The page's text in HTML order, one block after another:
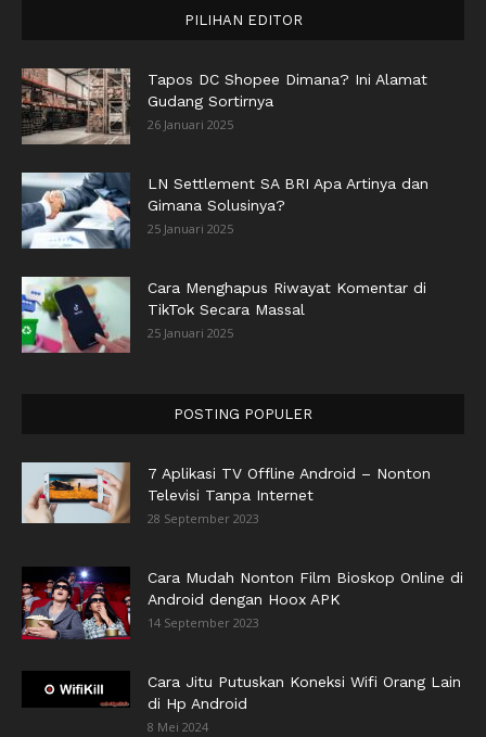
PILIHAN EDITOR
Tapos DC Shopee Dimana? Ini Alamat
Gudang Sortirnya
26 Januari 2025
LN Settlement SA BRI Apa Artinya dan
Gimana Solusinya?
25 Januari 2025
Cara Menghapus Riwayat Komentar di
TikTok Secara Massal
25 Januari 2025
POSTING POPULER
7 Aplikasi TV Offline Android – Nonton
Televisi Tanpa Internet
28 September 2023
Cara Mudah Nonton Film Bioskop Online di
Android dengan Hoox APK
14 September 2023
Cara Jitu Putuskan Koneksi Wifi Orang Lain
di Hp Android
8 Mei 2024